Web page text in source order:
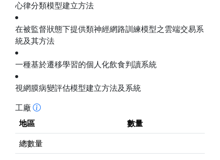
心律分類模型建立方法
在被監督狀態下提供類神經網路訓練模型之雲端交易系
統及其方法
一種基於遷移學習的個人化飲食判讀系統
視網膜病變評估模型建立方法及系統
工廠
地區
數量
總數量